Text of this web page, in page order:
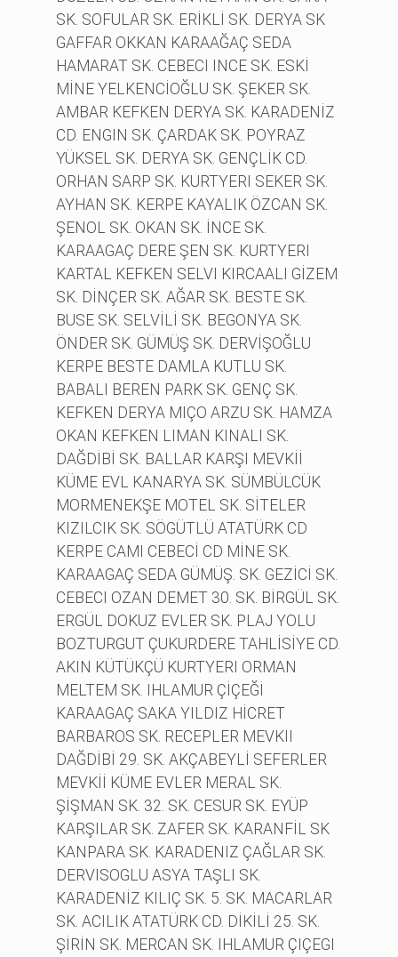
SK. SOFULAR SK. ERİKLİ SK. DERYA SK
GAFFAR OKKAN KARAAĞAÇ SEDA
HAMARAT SK. CEBECI INCE SK. ESKİ
MİNE YELKENCİOĞLU SK. ŞEKER SK.
AMBAR KEFKEN DERYA SK. KARADENİZ
CD. ENGIN SK. ÇARDAK SK. POYRAZ
YÜKSEL SK. DERYA SK. GENÇLİK CD.
ORHAN SARP SK. KURTYERI SEKER SK.
AYHAN SK. KERPE KAYALIK ÖZCAN SK.
ŞENOL SK. OKAN SK. İNCE SK.
KARAAGAÇ DERE ŞEN SK. KURTYERI
KARTAL KEFKEN SELVI KIRCAALI GİZEM
SK. DİNÇER SK. AĞAR SK. BESTE SK.
BUSE SK. SELVİLİ SK. BEGONYA SK.
ÖNDER SK. GÜMÜŞ SK. DERVİŞOĞLU
KERPE BESTE DAMLA KUTLU SK.
BABALI BEREN PARK SK. GENÇ SK.
KEFKEN DERYA MIÇO ARZU SK. HAMZA
OKAN KEFKEN LIMAN KINALI SK.
DAĞDİBİ SK. BALLAR KARŞI MEVKİİ
KÜME EVL KANARYA SK. SÜMBÜLCÜK
MORMENEKŞE MOTEL SK. SİTELER
KIZILCIK SK. SÖGÜTLÜ ATATÜRK CD
KERPE CAMI CEBECİ CD MİNE SK.
KARAAGAÇ SEDA GÜMÜŞ. SK. GEZİCİ SK.
CEBECI OZAN DEMET 30. SK. BİRGÜL SK.
ERGÜL DOKUZ EVLER SK. PLAJ YOLU
BOZTURGUT ÇUKURDERE TAHLİSİYE CD.
AKIN KÜTÜKÇÜ KURTYERI ORMAN
MELTEM SK. IHLAMUR ÇİÇEĞİ
KARAAGAÇ SAKA YILDIZ HİCRET
BARBAROS SK. RECEPLER MEVKII
DAĞDİBİ 29. SK. AKÇABEYLİ SEFERLER
MEVKİİ KÜME EVLER MERAL SK.
ŞİŞMAN SK. 32. SK. CESUR SK. EYÜP
KARŞILAR SK. ZAFER SK. KARANFİL SK
KANPARA SK. KARADENIZ ÇAĞLAR SK.
DERVISOGLU ASYA TAŞLI SK.
KARADENİZ KILIÇ SK. 5. SK. MACARLAR
SK. ACILIK ATATÜRK CD. DİKİLİ 25. SK.
ŞİRİN SK. MERCAN SK. IHLAMUR ÇIÇEGI